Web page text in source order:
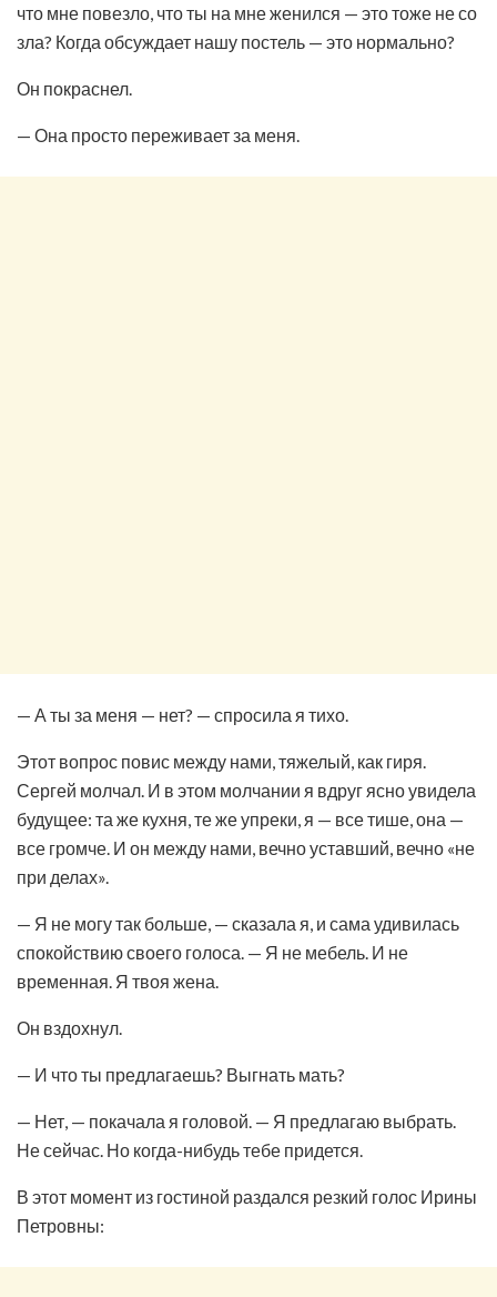
что мне повезло, что ты на мне женился — это тоже не со
зла? Когда обсуждает нашу постель — это нормально?
Он покраснел.
— Она просто переживает за меня.
— А ты за меня — нет? — спросила я тихо.
Этот вопрос повис между нами, тяжелый, как гиря.
Сергей молчал. И в этом молчании я вдруг ясно увидела
будущее: та же кухня, те же упреки, я — все тише, она —
все громче. И он между нами, вечно уставший, вечно «не
при делах».
— Я не могу так больше, — сказала я, и сама удивилась
спокойствию своего голоса. — Я не мебель. И не
временная. Я твоя жена.
Он вздохнул.
— И что ты предлагаешь? Выгнать мать?
— Нет, — покачала я головой. — Я предлагаю выбрать.
Не сейчас. Но когда-нибудь тебе придется.
В этот момент из гостиной раздался резкий голос Ирины
Петровны: